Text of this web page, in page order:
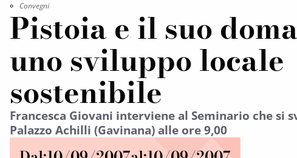
Convegni
Pistoia e il suo
uno sviluppo locale
sostenibile
Francesca Giovani interviene al Seminario che si
Palazzo Achilli (Gavinana) alle ore 9,00